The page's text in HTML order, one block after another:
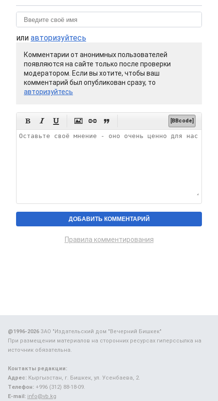
или авторизуйтесь
Комментарии от анонимных пользователей
появляются на сайте только после проверки
модератором. Если вы хотите, чтобы ваш
комментарий был опубликован сразу, то
авторизуйтесь
      [BBcode]
Правила комментирования
@1996-2026ЗАО "Издательский дом "Вечерний Бишкек"
При размещении материалов на сторонних ресурсах гиперссылка на
источник обязательна.
Контакты редакции:
Адрес: Кыргызстан, г. Бишкек, ул. Усенбаева, 2.
Телефон: +996 (312) 88-18-09.
E-mail: info@vb.kg